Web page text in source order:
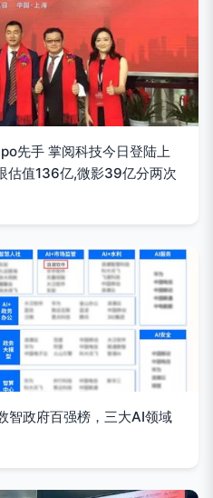
先手 掌阅科技今日登陆上
估值136亿,微影39亿分两次
智政府百强榜，三大AI领域